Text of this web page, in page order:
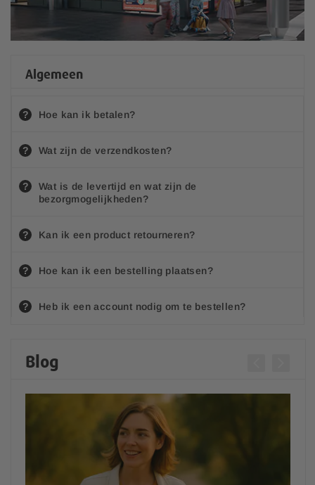
Algemeen
Hoe kan ik betalen?
Wat zijn de verzendkosten?
Wat is de levertijd en wat zijn de
bezorgmogelijkheden?
Kan ik een product retourneren?
Hoe kan ik een bestelling plaatsen?
Heb ik een account nodig om te bestellen?
Hoe werkt het spaarpuntensysteem?
Leveren jullie ook in het buitenland?
Blog